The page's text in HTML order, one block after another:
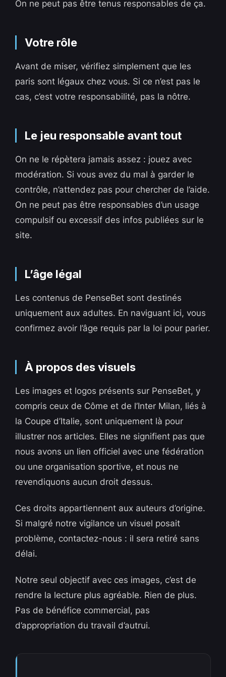
On ne peut pas être tenus responsables de ça.
Votre rôle
Avant de miser, vérifiez simplement que les
paris sont légaux chez vous. Si ce n’est pas le
cas, c’est votre responsabilité, pas la nôtre.
Le jeu responsable avant tout
On ne le répètera jamais assez : jouez avec
modération. Si vous avez du mal à garder le
contrôle, n’attendez pas pour chercher de l’aide.
On ne peut pas être responsables d’un usage
compulsif ou excessif des infos publiées sur le
site.
L’âge légal
Les contenus de PenseBet sont destinés
uniquement aux adultes. En naviguant ici, vous
confirmez avoir l’âge requis par la loi pour parier.
À propos des visuels
Les images et logos présents sur PenseBet, y
compris ceux de Côme et de l’Inter Milan, liés à
la Coupe d’Italie, sont uniquement là pour
illustrer nos articles. Elles ne signifient pas que
nous avons un lien officiel avec une fédération
ou une organisation sportive, et nous ne
revendiquons aucun droit dessus.
Ces droits appartiennent aux auteurs d’origine.
Si malgré notre vigilance un visuel posait
problème, contactez-nous : il sera retiré sans
délai.
Notre seul objectif avec ces images, c’est de
rendre la lecture plus agréable. Rien de plus.
Pas de bénéfice commercial, pas
d’appropriation du travail d’autrui.